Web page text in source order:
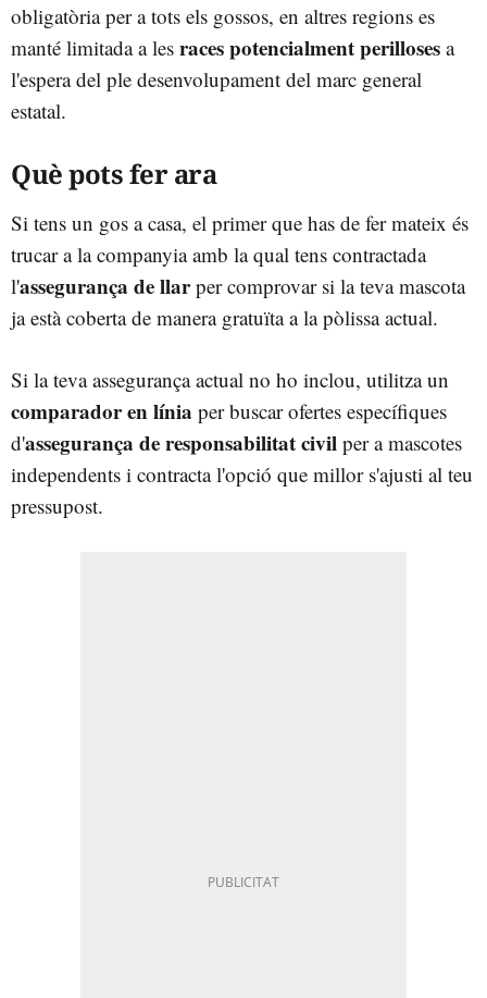
obligatòria per a tots els gossos, en altres regions es
manté limitada a les races potencialment perilloses a
l'espera del ple desenvolupament del marc general
estatal.
Què pots fer ara
Si tens un gos a casa, el primer que has de fer mateix és
trucar a la companyia amb la qual tens contractada
l'assegurança de llarper comprovar si la teva mascota
ja està coberta de manera gratuïta a la pòlissa actual.
Si la teva assegurança actual no ho inclou, utilitza un
comparador en línia per buscar ofertes específiques
d'assegurança de responsabilitat civil per a mascotes
independents i contracta l'opció que millor s'ajusti al teu
pressupost.